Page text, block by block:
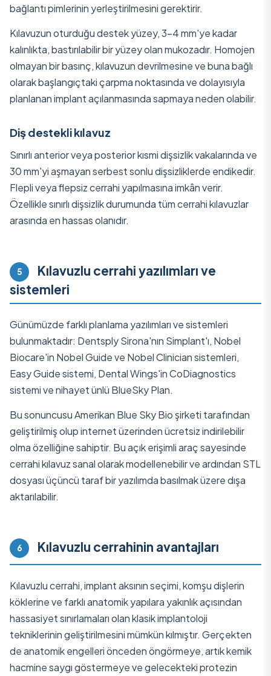
bağlantı pimlerinin yerleştirilmesini gerektirir.
Kılavuzun oturduğu destek yüzey, 3–4 mm'ye kadar
kalınlıkta, bastırılabilir bir yüzey olan mukozadır. Homojen
olmayan bir basınç, kılavuzun devrilmesine ve buna bağlı
olarak başlangıçtaki çarpma noktasında ve dolayısıyla
planlanan implant açılanmasında sapmaya neden olabilir.
Diş destekli kılavuz
Sınırlı anterior veya posterior kısmi dişsizlik vakalarında ve
30 mm'yi aşmayan serbest sonlu dişsizliklerde endikedir.
Flepli veya flepsiz cerrahi yapılmasına imkân verir.
Özellikle sınırlı dişsizlik durumunda tüm cerrahi kılavuzlar
arasında en hassas olanıdır.
5
Kılavuzlu cerrahi yazılımları ve
sistemleri
Günümüzde farklı planlama yazılımları ve sistemleri
bulunmaktadır: Dentsply Sirona'nın Simplant'ı, Nobel
Biocare'in Nobel Guide ve Nobel Clinician sistemleri,
Easy Guide sistemi, Dental Wings'in CoDiagnostics
sistemi ve nihayet ünlü BlueSky Plan.
Bu sonuncusu Amerikan Blue Sky Bio şirketi tarafından
geliştirilmiş olup internet üzerinden ücretsiz indirilebilir
olma özelliğine sahiptir. Bu açık erişimli araç sayesinde
cerrahi kılavuz sanal olarak modellenebilir ve ardından STL
dosyası üçüncü taraf bir yazılımda basılmak üzere dışa
aktarılabilir.
6 Kılavuzlu cerrahinin avantajları
Kılavuzlu cerrahi, implant aksının seçimi, komşu dişlerin
köklerine ve farklı anatomik yapılara yakınlık açısından
hassasiyet sınırlamaları olan klasik implantoloji
tekniklerinin geliştirilmesini mümkün kılmıştır. Gerçekten
de anatomik engelleri önceden öngörmeye, artık kemik
hacmine saygı göstermeye ve gelecekteki protezin